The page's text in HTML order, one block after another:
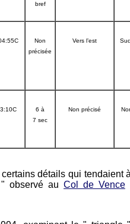
bref
Non
précisée
Vers l’est
6 à
7 sec
Non précisé
certains détails qui tendaient
" observé auCol de Vence